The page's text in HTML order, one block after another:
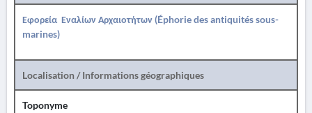
Εφορεία Εναλίων Αρχαιοτήτων (Éphorie des antiquités sous-
marines)
Localisation / Informations géographiques
Toponyme